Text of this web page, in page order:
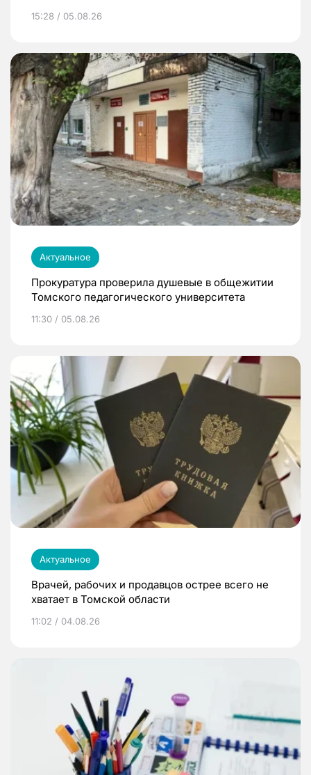
15:28 / 05.08.26
Актуальное
Прокуратура проверила душевые в общежитии
Томского педагогического университета
11:30 / 05.08.26
Актуальное
Врачей, рабочих и продавцов острее всего не
хватает в Томской области
11:02 / 04.08.26